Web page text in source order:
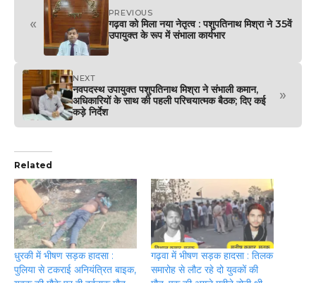
«
PREVIOUS
गढ़वा को मिला नया नेतृत्व : पशुपतिनाथ मिश्रा ने 35वें
उपायुक्त के रूप में संभाला कार्यभार
NEXT
नवपदस्थ उपायुक्त पशुपतिनाथ मिश्रा ने संभाली कमान,
अधिकारियों के साथ की पहली परिचयात्मक बैठक; दिए कई
कड़े निर्देश
»
Related
धुरकी में भीषण सड़क हादसा :
पुलिया से टकराई अनियंत्रित बाइक,
गढ़वा में भीषण सड़क हादसा : तिलक
समारोह से लौट रहे दो युवकों की